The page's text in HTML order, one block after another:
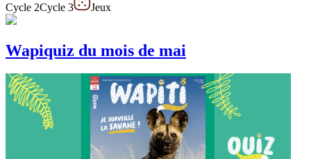
Cycle 2Cycle 3 Jeux
Wapiquiz du mois de mai